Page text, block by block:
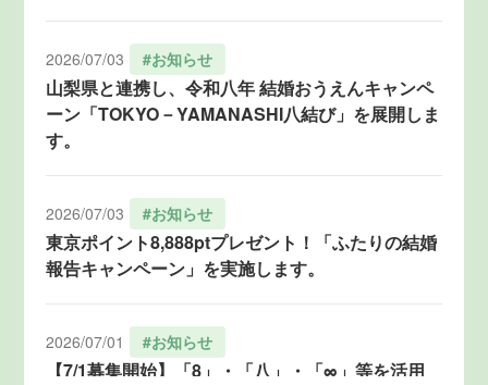
2026/07/03 #お知らせ
山梨県と連携し、令和八年 結婚おうえんキャンペ
ーン「TOKYO－YAMANASHI八結び」を展開しま
す。
2026/07/03 #お知らせ
東京ポイント8,888ptプレゼント！「ふたりの結婚
報告キャンペーン」を実施します。
2026/07/01 #お知らせ
【7/1募集開始】「8」・「八」・「∞」等を活用